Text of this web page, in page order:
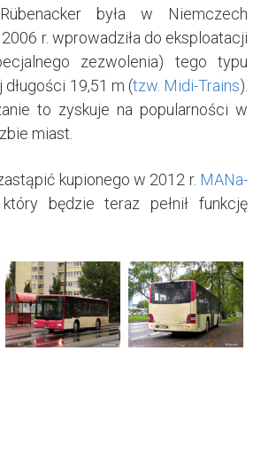
była w Niemczech
r. wprowadziła do eksploatacji
zezwolenia) tego typu
19,51 m (tzw. Midi-Trains).
to zyskuje na popularności w
miast.
kupionego w 2012 r. MANa-
będzie teraz pełnił funkcję